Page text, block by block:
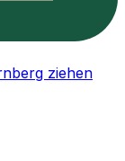
ziehen